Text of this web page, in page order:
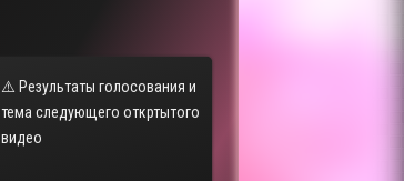
⚠️ Результаты голосования и
тема следующего откртытого
видео